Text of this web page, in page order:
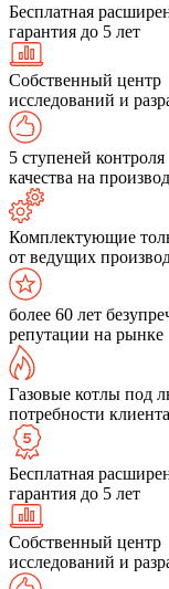
Бесплатная
гарантия до 5 лет
Собственный центр
исследований и
5 ступеней контроля
качества на
Комплектующие
от ведущих
более 60 лет
репутации на рынке
Газовые котлы под
потребности клиента
Бесплатная
гарантия до 5 лет
Собственный центр
исследований и